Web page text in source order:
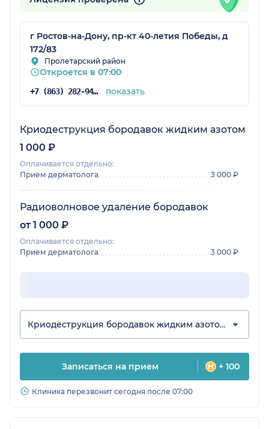
г Ростов-на-Дону, пр-кт 40-летия Победы, д
172/83
Пролетарский район
Откроется в 07:00
+7 (863) 282-94-43 показать
Криодеструкция бородавок жидким азотом
1 000 ₽
Оплачивается отдельно:
Прием дерматолога
3 000 ₽
Радиоволновое удаление бородавок
от 1 000 ₽
Оплачивается отдельно:
Прием дерматолога
3 000 ₽
Криодеструкция бородавок жидким азотом
Записаться на прием + 100
Клиника перезвонит сегодня после 07:00